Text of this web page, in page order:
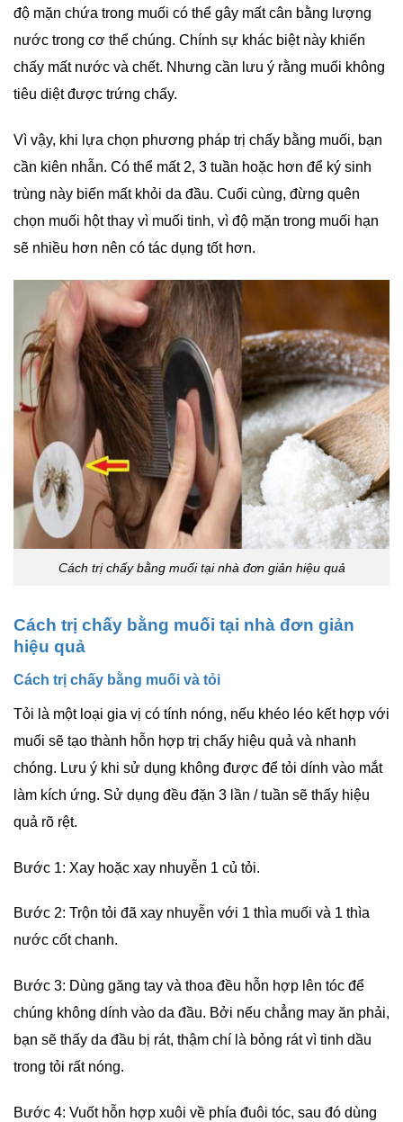
độ mặn chứa trong muối có thể gây mất cân bằng lượng
nước trong cơ thể chúng. Chính sự khác biệt này khiến
chấy mất nước và chết. Nhưng cần lưu ý rằng muối không
tiêu diệt được trứng chấy.
Vì vậy, khi lựa chọn phương pháp trị chấy bằng muối, bạn
cần kiên nhẫn. Có thể mất 2, 3 tuần hoặc hơn để ký sinh
trùng này biến mất khỏi da đầu. Cuối cùng, đừng quên
chọn muối hột thay vì muối tinh, vì độ mặn trong muối hạn
sẽ nhiều hơn nên có tác dụng tốt hơn.
Cách trị chấy bằng muối tại nhà đơn giản hiệu quả
Cách trị chấy bằng muối tại nhà đơn giản
hiệu quả
Cách trị chấy bằng muối và tỏi
Tỏi là một loại gia vị có tính nóng, nếu khéo léo kết hợp với
muối sẽ tạo thành hỗn hợp trị chấy hiệu quả và nhanh
chóng. Lưu ý khi sử dụng không được để tỏi dính vào mắt
làm kích ứng. Sử dụng đều đặn 3 lần / tuần sẽ thấy hiệu
quả rõ rệt.
Bước 1: Xay hoặc xay nhuyễn 1 củ tỏi.
Bước 2: Trộn tỏi đã xay nhuyễn với 1 thìa muối và 1 thìa
nước cốt chanh.
Bước 3: Dùng găng tay và thoa đều hỗn hợp lên tóc để
chúng không dính vào da đầu. Bởi nếu chẳng may ăn phải,
bạn sẽ thấy da đầu bị rát, thậm chí là bỏng rát vì tinh dầu
trong tỏi rất nóng.
Bước 4: Vuốt hỗn hợp xuôi về phía đuôi tóc, sau đó dùng